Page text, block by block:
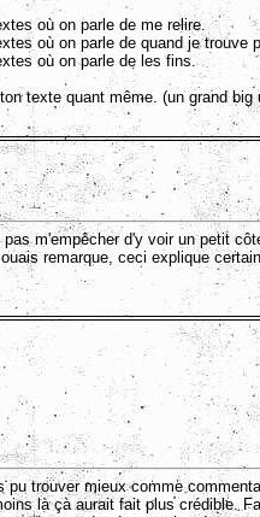
où on parle de me relire.
où on parle de quand je trouve
où on parle de les fins.
texte quant même. (un grand
pas m'empêcher d'y voir un petit
remarque, ceci explique
pu trouver mieux comme
là çà aurait fait plus crédible.